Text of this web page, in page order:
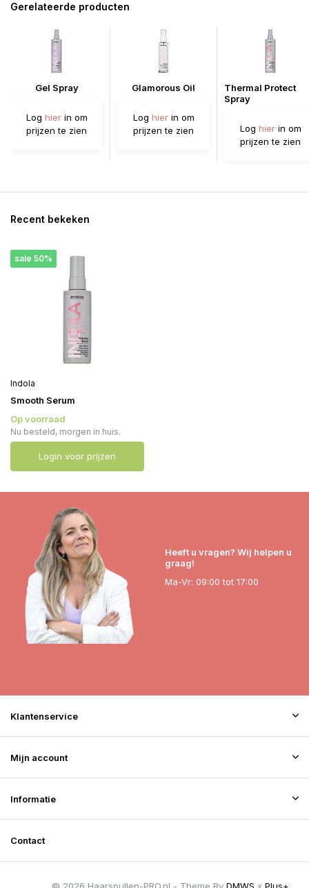
Gerelateerde producten
Gel Spray
Log hierin om
prijzen te zien
Glamorous Oil
Log hierin om
prijzen te zien
Thermal Protect
Spray
Log hierin om
prijzen te zien
Recent bekeken
sale 50%
Indola
Smooth Serum
Op voorraad
Nu besteld, morgen in huis.
Login voor prijzen
Heeft u vragen? Wij helpen u
graag!
Ma-Vr: 09:00 tot 17:00
Klantenservice
Mijn account
Informatie
Contact